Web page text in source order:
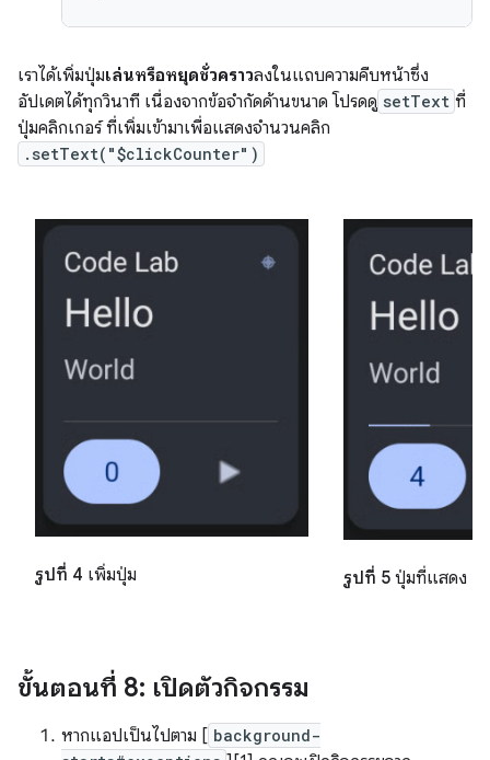
เราได้เพิ่มปุ่มเล่นหรือหยุดชั่วคราวลงในแถบความคืบหน้าซึ่ง
อัปเดตได้ทุกวินาที เนื่องจากข้อจำกัดด้านขนาด โปรดดู setText ที่
ปุ่มคลิกเกอร์ ที่เพิ่มเข้ามาเพื่อแสดงจำนวนคลิก
.setText("$clickCounter")
รูปที่ 4 เพิ่มปุ่ม รูปที่ 5 ปุ่มที่แสดง
ขั้นตอนที่ 8: เปิดตัวกิจกรรม
หากแอปเป็นไปตาม [ background-